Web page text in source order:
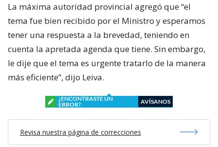
La máxima autoridad provincial agregó que “el
tema fue bien recibido por el Ministro y esperamos
tener una respuesta a la brevedad, teniendo en
cuenta la apretada agenda que tiene. Sin embargo,
le dije que el tema es urgente tratarlo de la manera
más eficiente”, dijo Leiva.
¿ENCONTRASTE UN
ERROR?
AVÍSANOS
Revisa nuestra página de correcciones